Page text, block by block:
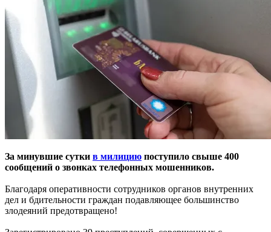
За минувшие сутки в милицию поступило свыше 400
сообщений о звонках телефонных мошенников.
Благодаря оперативности сотрудников органов внутренних
дел и бдительности граждан подавляющее большинство
злодеяний предотвращено!